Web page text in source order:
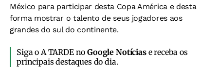
México para participar desta Copa América e desta
forma mostrar o talento de seus jogadores aos
grandes do sul do continente.
Siga o A TARDE noGoogle Notíciase receba os
principais destaques do dia.